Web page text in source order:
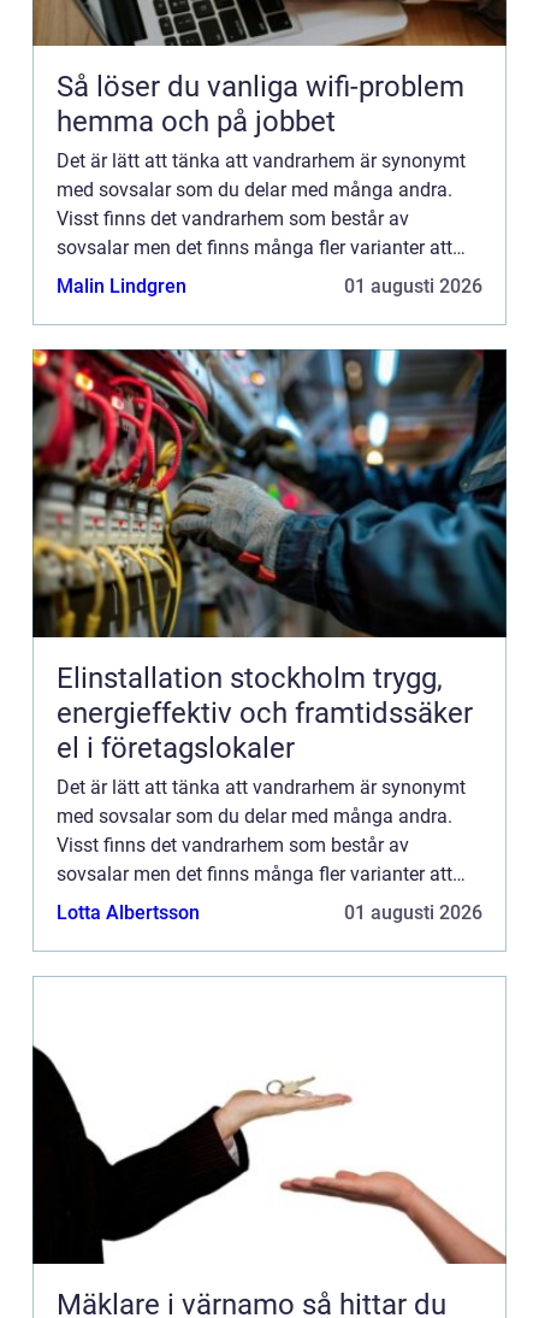
Så löser du vanliga wifi-problem
hemma och på jobbet
Det är lätt att tänka att vandrarhem är synonymt
med sovsalar som du delar med många andra.
Visst finns det vandrarhem som består av
sovsalar men det finns många fler varianter att
välja mellan. Det finns m&...
Malin Lindgren 01 augusti 2026
Elinstallation stockholm trygg,
energieffektiv och framtidssäker
el i företagslokaler
Det är lätt att tänka att vandrarhem är synonymt
med sovsalar som du delar med många andra.
Visst finns det vandrarhem som består av
sovsalar men det finns många fler varianter att
välja mellan. Det finns m&...
Lotta Albertsson 01 augusti 2026
Mäklare i värnamo så hittar du